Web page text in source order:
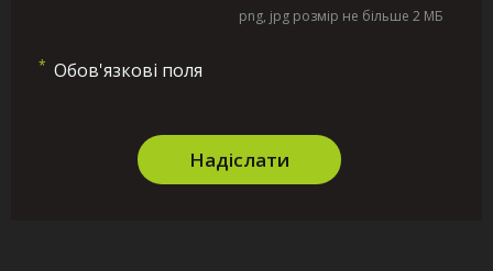
png, jpg розмір не більше 2 МБ
* Обов'язкові поля
Надіслати